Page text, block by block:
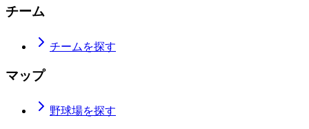
チーム
チームを探す
マップ
野球場を探す